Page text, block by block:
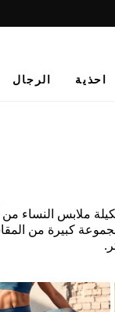
احذية الرجال
ملابس النساء من
كبيرة من